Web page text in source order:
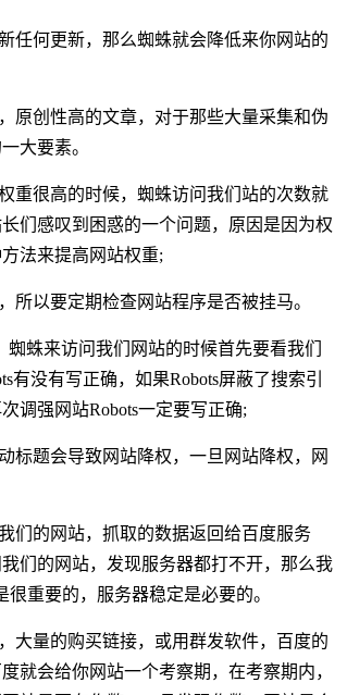
任何更新，那么蜘蛛就会降低来你网站的
原创性高的文章，对于那些大量采集和伪
大要素。
重很高的时候，蜘蛛访问我们站的次数就
们感叹到困惑的一个问题，原因是因为权
法来提高网站权重;
所以要定期检查网站程序是否被挂马。
蛛来访问我们网站的时候首先要看我们
有没有写正确，如果Robots屏蔽了搜索引
调强网站Robots一定要写正确;
标题会导致网站降权，一旦网站降权，网
们的网站，抓取的数据返回给百度服务
们的网站，发现服务器都打不开，那么我
重要的，服务器稳定是必要的。
大量的购买链接，或用群发软件，百度的
就会给你网站一个考察期，在考察期内，